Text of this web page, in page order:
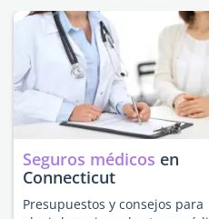
Seguros médicos en
Connecticut
Presupuestos y consejos para